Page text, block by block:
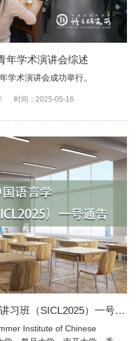
年学术演讲会综述
学术演讲会成功举行。
时间：2025-05-16
习班（SICL2025）一号通
Institute of Chinese